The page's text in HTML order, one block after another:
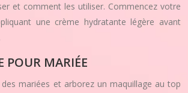
et comment les utiliser. Commencez votre
une crème hydratante légère avant
POUR MARIÉE
des mariées et arborez un maquillage au top